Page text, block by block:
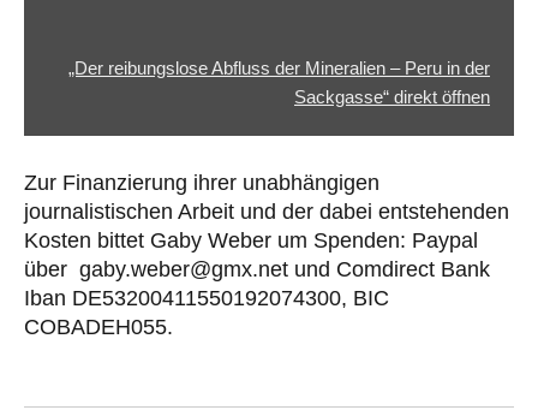
YouTube„Der reibungslose Abfluss der Mineralien – Peru in der
Sackgasse“ direkt öffnen
Zur Finanzierung ihrer unabhängigen
journalistischen Arbeit und der dabei entstehenden
Kosten bittet Gaby Weber um Spenden: Paypal
über gaby.weber@gmx.net und Comdirect Bank
Iban DE53200411550192074300, BIC
COBADEH055.